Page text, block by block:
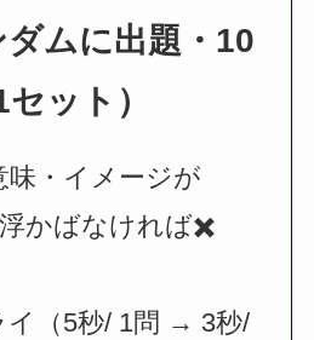
ダムに出題・10
ット）
味・イメージが
かばなければ✖️
イ（5秒/ 1問 → 3秒/